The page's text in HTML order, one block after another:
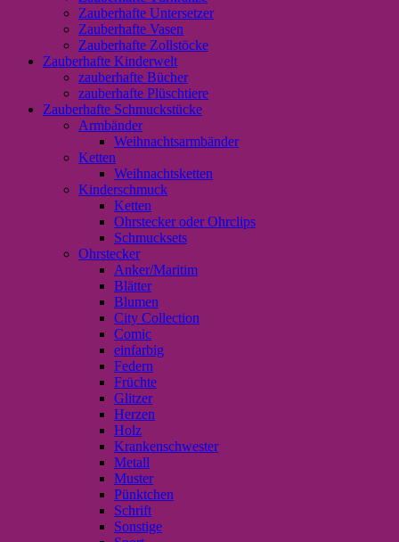
Zauberhafte Untersetzer
Zauberhafte Vasen
Zauberhafte Zollstöcke
Zauberhafte Kinderwelt
zauberhafte Bücher
zauberhafte Plüschtiere
Zauberhafte Schmuckstücke
Armbänder
Weihnachtsarmbänder
Ketten
Weihnachtsketten
Kinderschmuck
Ketten
Ohrstecker oder Ohrclips
Schmucksets
Ohrstecker
Anker/Maritim
Blätter
Blumen
City Collection
Comic
einfarbig
Federn
Früchte
Glitzer
Herzen
Holz
Krankenschwester
Metall
Muster
Pünktchen
Schrift
Sonstige